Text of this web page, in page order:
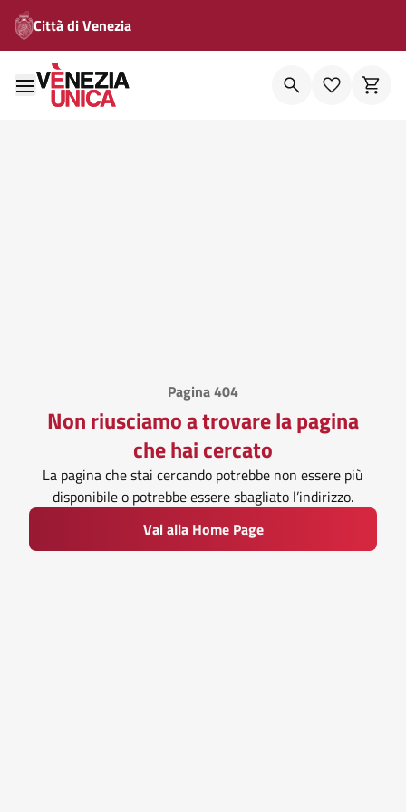
Città di Venezia
Pagina 404
Non riusciamo a trovare la pagina
che hai cercato
La pagina che stai cercando potrebbe non essere più
disponibile o potrebbe essere sbagliato l’indirizzo.
Vai alla Home Page